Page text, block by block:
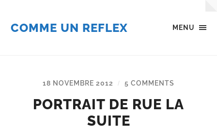
MENU
COMME UN REFLEX
18 NOVEMBRE 2012 / 5 COMMENTS
PORTRAIT DE RUE LA
SUITE